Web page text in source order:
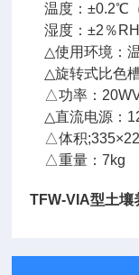
温度：±0.2℃
湿度：±2％RH
△使用环境：
△旋转式比色
△功率：20WV
△直流电源：
△体积
△重量：7kg
TFW-VIA型土壤